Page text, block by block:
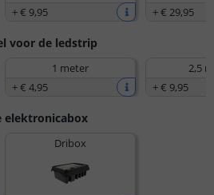
+€ 9,95 +€ 29,95
voor de ledstrip
1 meter
+€ 4,95
2,5
+€ 9,95
elektronicabox
Dribox